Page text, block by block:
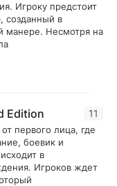
Игроку предстоит
созданный в
манере. Несмотря на
11
Edition
первого лица, где
боевик и
в
Игроков ждет